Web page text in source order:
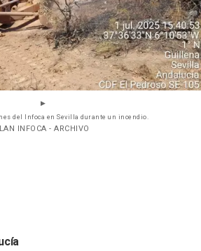
del Infoca en Sevilla durante un incendio.
INFOCA - ARCHIVO